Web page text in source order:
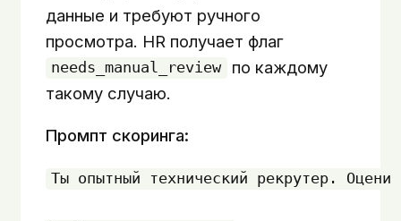
данные и требуют ручного
просмотра. HR получает флаг
needs_manual_review
по каждому
такому случаю.
Промпт скоринга:
Ты опытный технический рекрутер.